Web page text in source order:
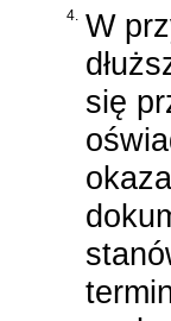
4. W
się